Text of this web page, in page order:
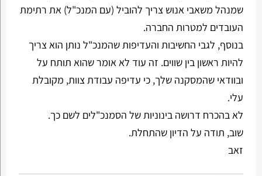
שמנהל משאבי אנוש צריך להוביל (עם המנכ"ל) את רתימת
העובדים למטרות החברה.
בנוסף, לגבי החשיבות והעדיפות שהמנכ"ל נותן הוא צריך
להיות ראשון בין שווים. זה עוד לא אומר שהוא תותח על
ובוודאי שהמסקנה שלך, כי עדיפה עבודת צוות, מקובלת
עלי.
לא בהכרח דרושה בינוניות של הסמנכ"לים לשם כך.
שוב, תודה על הדיון שהתחלת.
זאב